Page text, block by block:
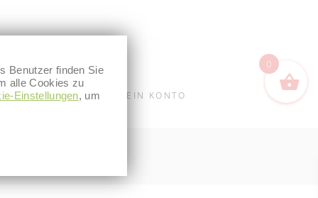
WARENKORB MEIN KONTO
0
Benutzer finden Sie
alle Cookies zu
Einstellungen, um